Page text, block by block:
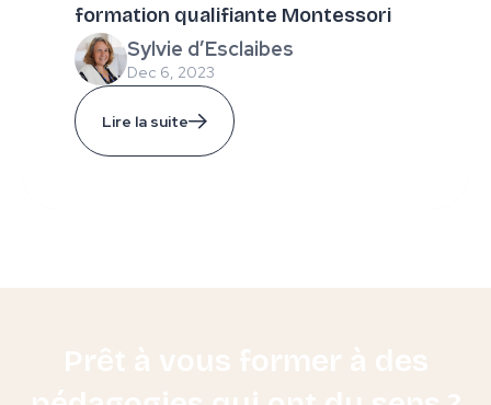
formation qualifiante Montessori
Sylvie d’Esclaibes
Dec 6, 2023
Lire la suite